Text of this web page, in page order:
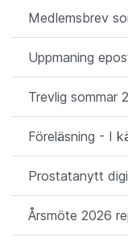
Medlemsbrev
Uppmaning
Trevlig sommar
Föreläsning - I
Prostatanytt
Årsmöte 2026